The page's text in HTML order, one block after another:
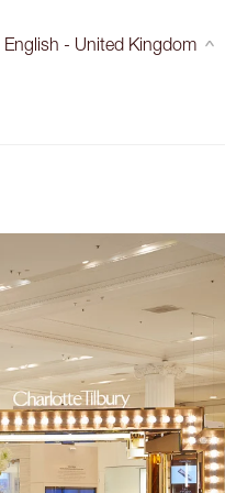
English - United Kingdom